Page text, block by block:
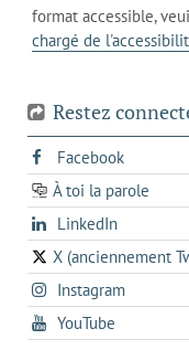
format accessible,
chargé de
Restez
Facebooks'ouvre
dans
un
onglet
À toi la parole
opens
in
a
new
tab
LinkedInopens
in
a
new
X (anciennement
s'ouvre
dans
un
nouvel
Instagrams'ouvre
dans
un
YouTube
dans